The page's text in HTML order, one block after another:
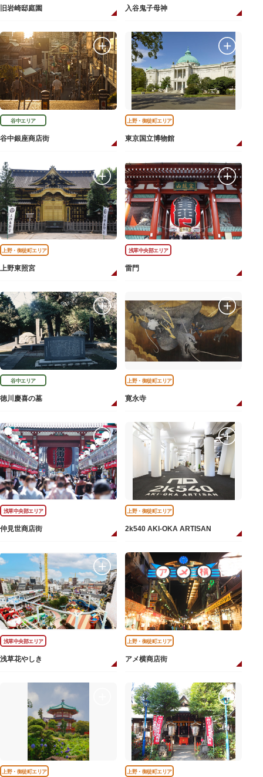
旧岩崎邸庭園 入谷鬼子母神
谷中エリア
谷中銀座商店街
上野・御徒町エリア
東京国立博物館
上野・御徒町エリア
上野東照宮
浅草中央部エリア
雷門
谷中エリア
徳川慶喜の墓
上野・御徒町エリア
寛永寺
浅草中央部エリア
仲見世商店街
上野・御徒町エリア
2k540 AKI-OKA ARTISAN
浅草中央部エリア
浅草花やしき
上野・御徒町エリア
アメ横商店街
上野・御徒町エリア 上野・御徒町エリア